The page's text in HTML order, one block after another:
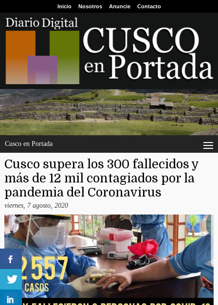
Inicio Nosotros Anuncie Contacto
Cusco en Portada
Cusco supera los 300 fallecidos y
más de 12 mil contagiados por la
pandemia del Coronavirus
viernes, 7 agosto, 2020